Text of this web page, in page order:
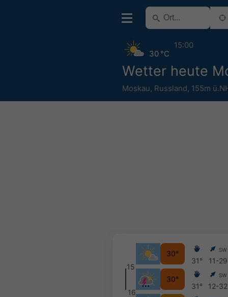
Wetter heute
Moskau, Russland, 155m
30 °C
15:00
15
16
30°
30°
31°
31°
SW
11-29
SW
12-32